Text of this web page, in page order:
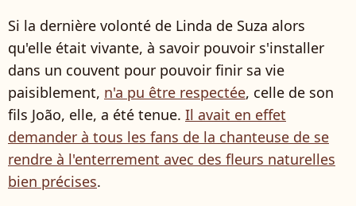
Si la dernière volonté de Linda de Suza alors
qu'elle était vivante, à savoir pouvoir s'installer
dans un couvent pour pouvoir finir sa vie
paisiblement, n'a pu être respectée, celle de son
fils João, elle, a été tenue. Il avait en effet
demander à tous les fans de la chanteuse de se
rendre à l'enterrement avec des fleurs naturelles
bien précises.